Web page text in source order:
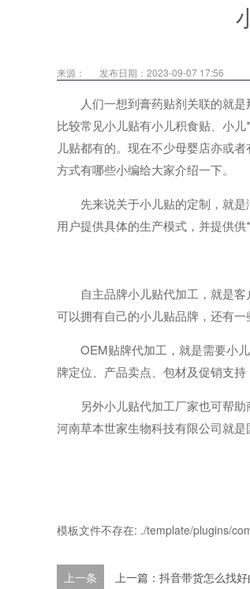
来源： 发布日期：2023-09-07 17:56
人们一想到膏药贴剂关联的就是
比较常见小儿贴有小儿积食贴、小
儿贴都有的。现在不少母婴店亦或
方式有哪些小编给大家介绍一下。
先来说关于小儿贴的定制，就是
用户提供具体的生产模式，并提供
自主品牌小儿贴代加工，就是客
可以拥有自己的小儿贴品牌，还有
OEM贴牌代加工，就是需要小儿
牌定位、产品卖点、包材及促销支持
另外小儿贴代加工厂家也可帮助
河南草本世家生物科技有限公司就
模板文件不存在: ./template/plugins/
上一条
上一篇：抖音带货怎么找